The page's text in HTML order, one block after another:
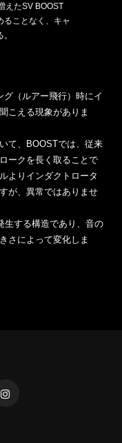
えたSV BOOST
ることなく、キャ
（ルアー飛行）時にイ
こえる現象がありま
て、BOOSTでは、従来
ークを長く取ることで
よりインダクトロータ
が、異常ではありませ
生する構造であり、音の
さによって変化しま